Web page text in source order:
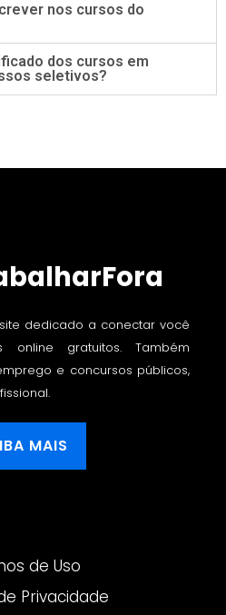
nos cursos do
dos cursos em
seletivos?
dedicado a conectar você
online gratuitos. Também
e concursos públicos,
MAIS
de Uso
Privacidade